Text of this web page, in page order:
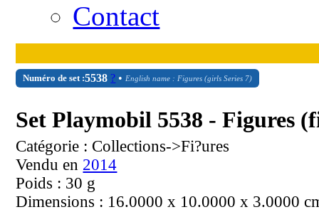
Contact
Numéro de set :5538 ? •English name : Figures (girls Series 7)
Set Playmobil 5538 - Figures
Catégorie : Collections->Fi?ures
Vendu en 2014
Poids : 30 g
Dimensions : 16.0000 x 10.0000 x 3.0000